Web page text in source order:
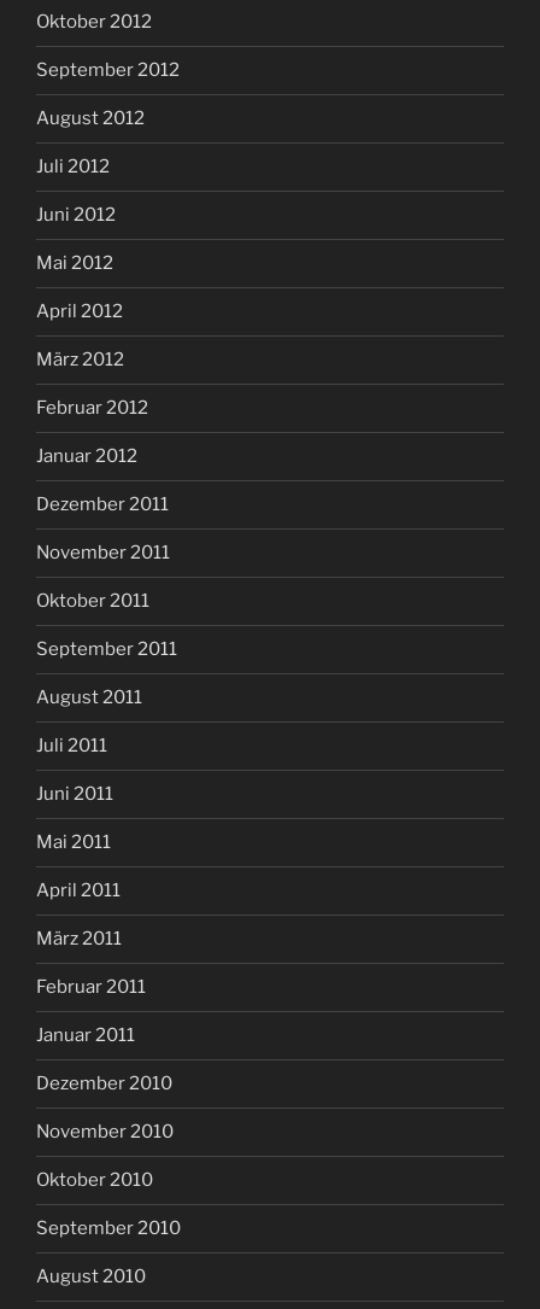
Oktober 2012
September 2012
August 2012
Juli 2012
Juni 2012
Mai 2012
April 2012
März 2012
Februar 2012
Januar 2012
Dezember 2011
November 2011
Oktober 2011
September 2011
August 2011
Juli 2011
Juni 2011
Mai 2011
April 2011
März 2011
Februar 2011
Januar 2011
Dezember 2010
November 2010
Oktober 2010
September 2010
August 2010